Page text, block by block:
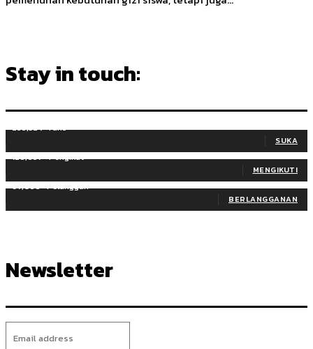
Stay in touch:
255,324 Fans
SUKA
128,657 Pengikut
MENGIKUTI
97,058 Pelanggan
BERLANGGANAN
Newsletter